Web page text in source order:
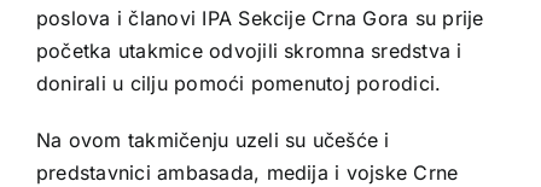
poslova i članovi IPA Sekcije Crna Gora su prije
početka utakmice odvojili skromna sredstva i
donirali u cilju pomoći pomenutoj porodici.
Na ovom takmičenju uzeli su učešće i
predstavnici ambasada, medija i vojske Crne